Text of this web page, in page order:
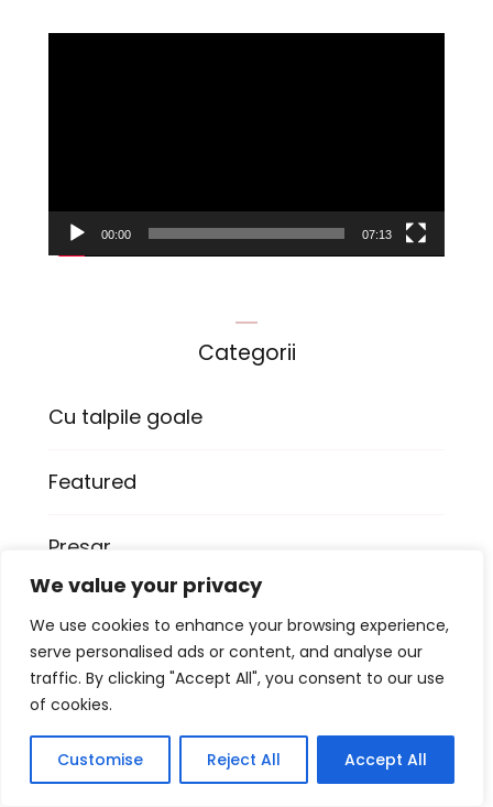
We value your privacy
We use cookies to enhance your browsing experience,
serve personalised ads or content, and analyse our
traffic. By clicking "Accept All", you consent to our use
of cookies.
Customise Reject All Accept All
00:00 07:13
Categorii
Cu talpile goale
Featured
Presar
Raftul cu carti
Romandria